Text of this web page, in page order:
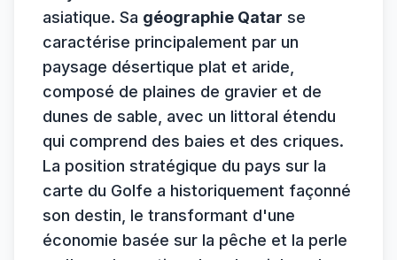
asiatique. Sa géographie Qatar se
caractérise principalement par un
paysage désertique plat et aride,
composé de plaines de gravier et de
dunes de sable, avec un littoral étendu
qui comprend des baies et des criques.
La position stratégique du pays sur la
carte du Golfe a historiquement façonné
son destin, le transformant d'une
économie basée sur la pêche et la perle